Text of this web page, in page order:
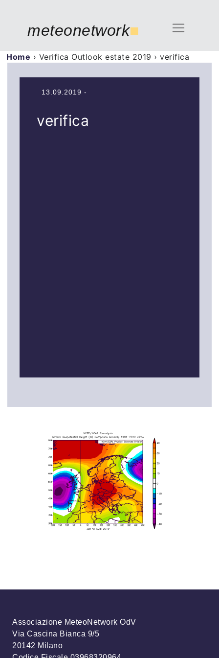
meteonetwork■
Home › Verifica Outlook estate 2019 ›verifica
13.09.2019 -
verifica
Associazione MeteoNetwork OdV
Via Cascina Bianca 9/5
20142 Milano